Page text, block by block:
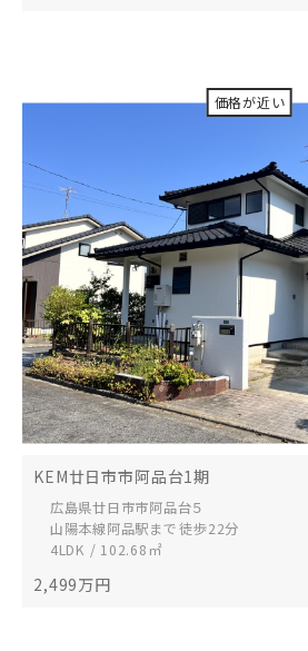
KEM廿日市市阿品台1期
広島県廿日市市阿品台５
山陽本線阿品駅まで 徒歩22分
4LDK / 102.68㎡
2,499万円